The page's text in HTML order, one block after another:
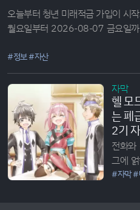
오늘부터 청년 미래적금 가입이
월요일부터 2026-08-07 금요일까
는 문자 후 주거래 은행에서 만들면
가는 사람은 좀 귀찮은 과정이 있다.
#정보#자산
자막
헬 모
는 폐
2기
전화
그에
시작한
#자막#